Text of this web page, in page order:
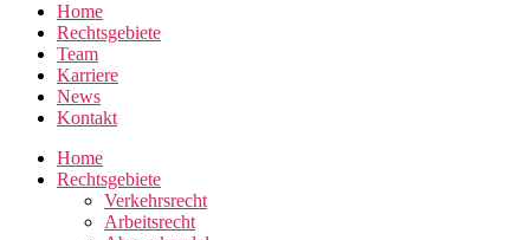
Home
Rechtsgebiete
Team
Karriere
News
Kontakt
Home
Rechtsgebiete
Verkehrsrecht
Arbeitsrecht